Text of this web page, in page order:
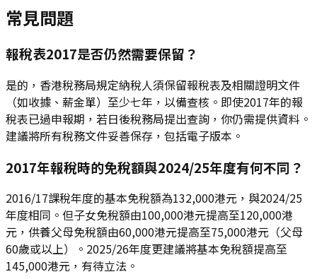
常見問題
報稅表2017是否仍然需要保留？
是的，香港稅務局規定納稅人須保留報稅表及相關證明文件
（如收據、薪金單）至少七年，以備查核。即使2017年的報
稅表已過申報期，若日後稅務局提出查詢，你仍需提供資料。
建議將所有稅務文件妥善保存，包括電子版本。
2017年報稅時的免稅額與2024/25年度有何不同？
2016/17課稅年度的基本免稅額為132,000港元，與2024/25
年度相同。但子女免稅額由100,000港元提高至120,000港
元，供養父母免稅額由60,000港元提高至75,000港元（父母
60歲或以上）。2025/26年度更建議將基本免稅額提高至
145,000港元，有待立法。